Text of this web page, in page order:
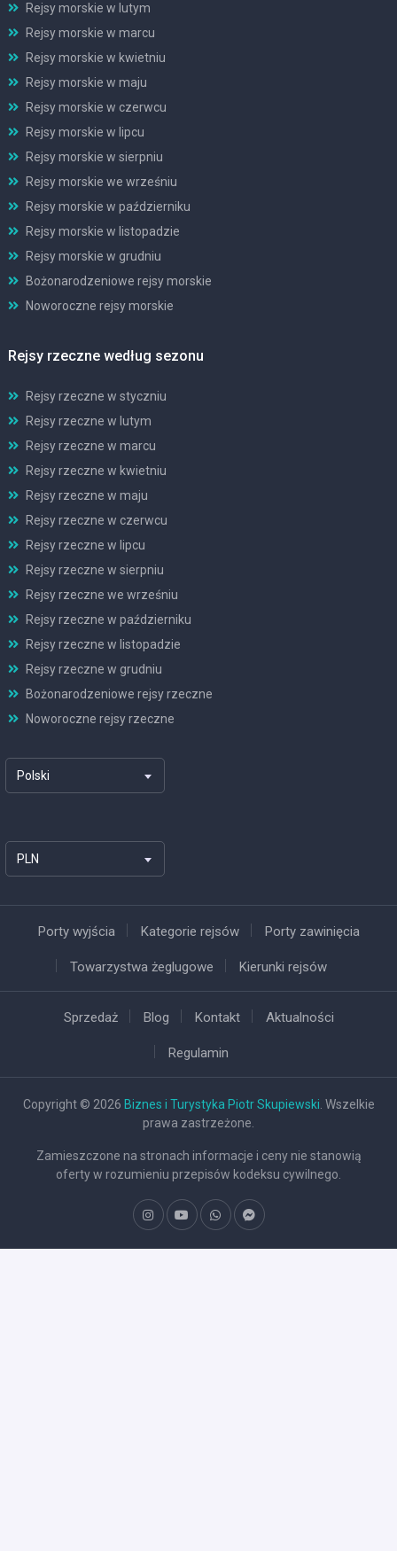
Rejsy morskie w lutym
Rejsy morskie w marcu
Rejsy morskie w kwietniu
Rejsy morskie w maju
Rejsy morskie w czerwcu
Rejsy morskie w lipcu
Rejsy morskie w sierpniu
Rejsy morskie we wrześniu
Rejsy morskie w październiku
Rejsy morskie w listopadzie
Rejsy morskie w grudniu
Bożonarodzeniowe rejsy morskie
Noworoczne rejsy morskie
Rejsy rzeczne według sezonu
Rejsy rzeczne w styczniu
Rejsy rzeczne w lutym
Rejsy rzeczne w marcu
Rejsy rzeczne w kwietniu
Rejsy rzeczne w maju
Rejsy rzeczne w czerwcu
Rejsy rzeczne w lipcu
Rejsy rzeczne w sierpniu
Rejsy rzeczne we wrześniu
Rejsy rzeczne w październiku
Rejsy rzeczne w listopadzie
Rejsy rzeczne w grudniu
Bożonarodzeniowe rejsy rzeczne
Noworoczne rejsy rzeczne
Polski
PLN
Porty wyjścia Kategorie rejsów Porty zawinięcia
Towarzystwa żeglugowe Kierunki rejsów
Sprzedaż Blog Kontakt Aktualności
Regulamin
Copyright © 2026 Biznes i Turystyka Piotr Skupiewski . Wszelkie
prawa zastrzeżone.
Zamieszczone na stronach informacje i ceny nie stanowią
oferty w rozumieniu przepisów kodeksu cywilnego.